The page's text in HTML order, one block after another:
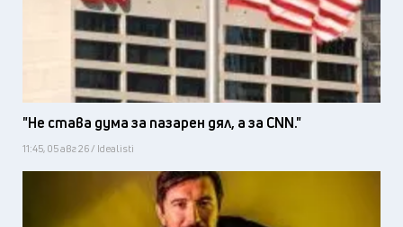
"Не става дума за пазарен дял, а за CNN."
11:45, 05 авг 26 / Idealisti